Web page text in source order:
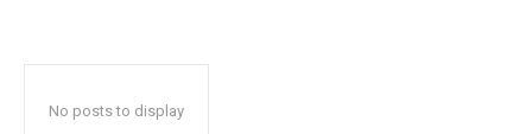
No posts to display